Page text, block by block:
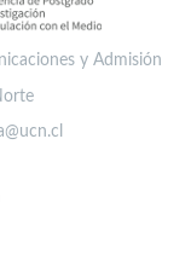
y Admisión